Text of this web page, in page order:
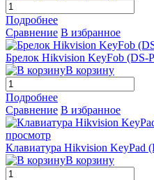
Подробнее
Сравнение В избранное
Брелок Hikvision KeyFob (DS-
В корзину
Подробнее
Сравнение В избранное
просмотр
Клавиатура Hikvision KeyPad
В корзину